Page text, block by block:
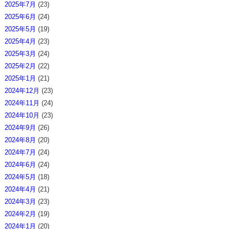
2025年7月 (23)
2025年6月 (24)
2025年5月 (19)
2025年4月 (23)
2025年3月 (24)
2025年2月 (22)
2025年1月 (21)
2024年12月 (23)
2024年11月 (24)
2024年10月 (23)
2024年9月 (26)
2024年8月 (20)
2024年7月 (24)
2024年6月 (24)
2024年5月 (18)
2024年4月 (21)
2024年3月 (23)
2024年2月 (19)
2024年1月 (20)